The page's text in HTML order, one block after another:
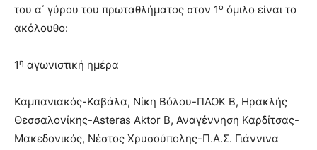
του α΄ γύρου του πρωταθλήματος στον 1ο όμιλο είναι το
ακόλουθο:
1η αγωνιστική ημέρα
Καμπανιακός-Καβάλα, Νίκη Βόλου-ΠΑΟΚ Β, Ηρακλής
Θεσσαλονίκης-Asteras Aktor Β, Αναγέννηση Καρδίτσας-
Μακεδονικός, Νέστος Χρυσούπολης-Π.Α.Σ. Γιάννινα